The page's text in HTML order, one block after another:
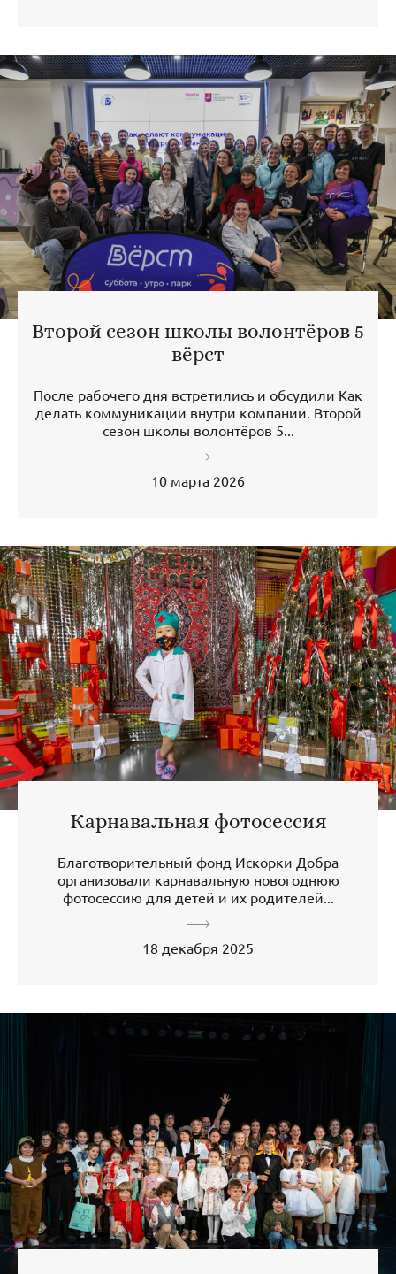
Второй сезон школы волонтёров 5
вёрст
После рабочего дня встретились и обсудили Как
делать коммуникации внутри компании. Второй
сезон школы волонтёров 5...
10 марта 2026
Карнавальная фотосессия
Благотворительный фонд Искорки Добра
организовали карнавальную новогоднюю
фотосессию для детей и их родителей...
18 декабря 2025